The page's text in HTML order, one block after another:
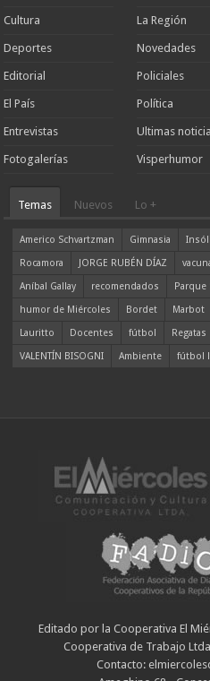
Cultura
Deportes
Editorial
El País
Entrevistas
Fotogalerías
La Región
Novedades
Policiales
Política
Ultimas
Visperhumor
Temas Nuevos Lo +
Americo Schvartzman Gimnasia
Rocamora
JORGE RUBÉN DÍAZ
Aníbal Gallay
recomendados Parque
humor de Miércoles
Bordet Marbot
Lauritto
Docentes fútbol Regatas
VALENTÍN BISOGNI
Ambiente fútbol
Editado por la Cooperativa El
Cooperativa de Trabajo
Contacto: